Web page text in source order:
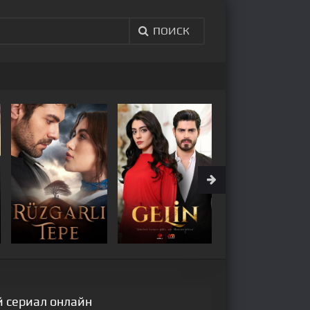
сериал онлайн
ПОИСК